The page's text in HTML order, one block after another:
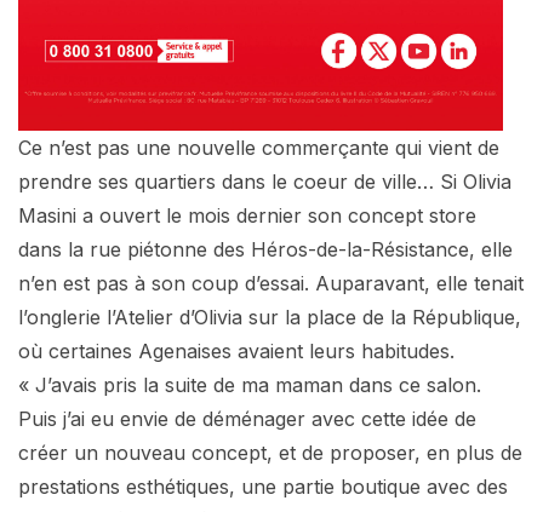
Ce n’est pas une nouvelle commerçante qui vient de
prendre ses quartiers dans le coeur de ville… Si Olivia
Masini a ouvert le mois dernier son concept store
dans la rue piétonne des Héros-de-la-Résistance, elle
n’en est pas à son coup d’essai. Auparavant, elle tenait
l’onglerie l’Atelier d’Olivia sur la place de la République,
où certaines Agenaises avaient leurs habitudes.
« J’avais pris la suite de ma maman dans ce salon.
Puis j’ai eu envie de déménager avec cette idée de
créer un nouveau concept, et de proposer, en plus de
prestations esthétiques, une partie boutique avec des